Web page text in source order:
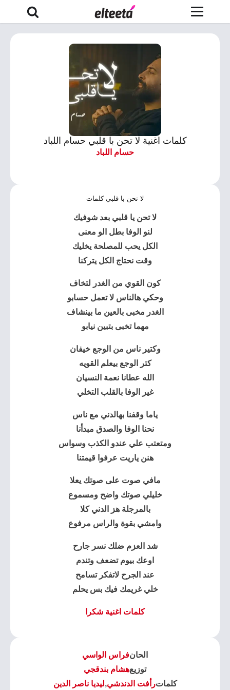
كلمات اغنية لا تحن با قلبي حسام اللباد
حسام اللباد
لا تحن با قلبي كلمات
لا تحن يا قلبي بعد شوفيك
لنو الوفا بطل الو معنى
الكل يحب للمصلحة يخليك
وقت نحتاج الكل يتركنا
كون القوي من الغدر لتخاف
وحكي هالناس لا تعمل حسابو
الغدر مخبى بالعين ما بينشاف
مهما تخبى بتبين نيابو
وكتير ناس من الوجع خيفان
كتر الوجع بيعلم القويه
الله عطانا نعمة النسيان
غير الوفا بالقلب التخلي
ياما وقفنا بهالدني مع ناس
نحنا الوفا والصدق مبدأنا
ومتعتب علي عندو الكذب وسواس
هنن ياريت عرفوا قيمتنا
مافي صوت على صوتك يعلا
خليلي صوتك واضح ومسموع
بالمرجلة هز الدني كلا
وامشي بقوة والراس مرفوع
شد العزم ضلك نسر جارح
اوعك بيوم تضعف وتندم
عند الجرح لاتفكر تسامح
خلي غريمك فيك بس يحلم
كلمات اغنية شكرا
الحانفراس الواسي
توزيعهشام بندقجي
كلماترأفت الدندشي,ليديا ناصر الدين